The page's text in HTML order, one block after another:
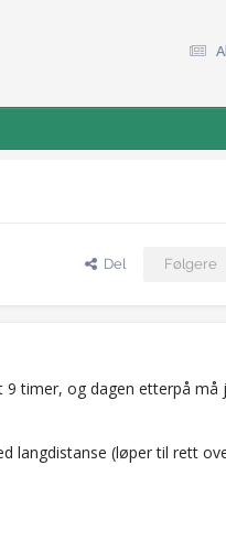
Del Følgere
9 timer, og dagen etterpå må
langdistanse (løper til rett